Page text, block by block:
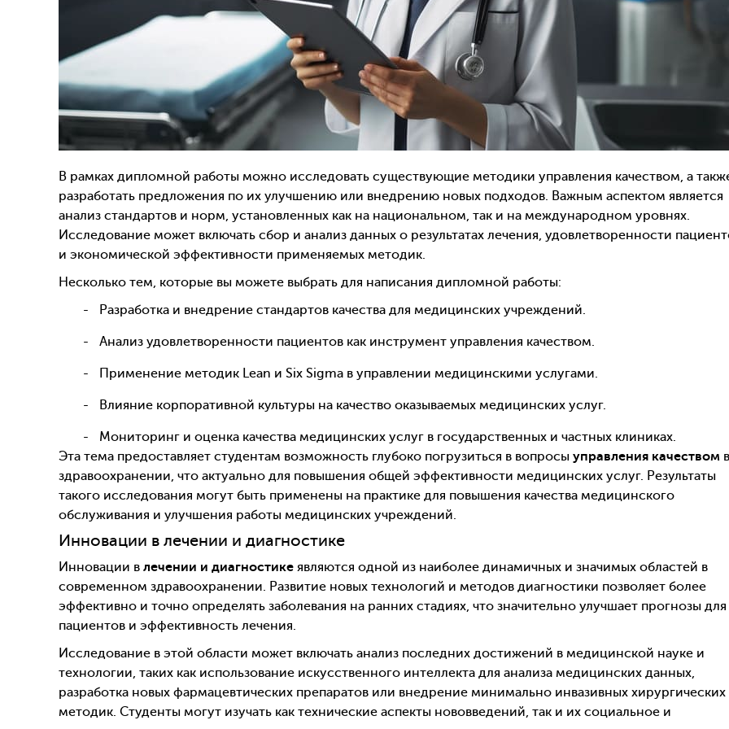
В рамках дипломной работы можно исследовать существующие методики управления качеством, а
разработать предложения по их улучшению или внедрению новых подходов. Важным аспектом является
анализ стандартов и норм, установленных как на национальном, так и на международном уровнях.
Исследование может включать сбор и анализ данных о результатах лечения, удовлетворенности
и экономической эффективности применяемых методик.
Несколько тем, которые вы можете выбрать для написания дипломной работы:
Разработка и внедрение стандартов качества для медицинских учреждений.
Анализ удовлетворенности пациентов как инструмент управления качеством.
Применение методик Lean и Six Sigma в управлении медицинскими услугами.
Влияние корпоративной культуры на качество оказываемых медицинских услуг.
Мониторинг и оценка качества медицинских услуг в государственных и частных клиниках.
Эта тема предоставляет студентам возможность глубоко погрузиться в вопросы управления качеством в
здравоохранении, что актуально для повышения общей эффективности медицинских услуг. Результаты
такого исследования могут быть применены на практике для повышения качества медицинского
обслуживания и улучшения работы медицинских учреждений.
Инновации в лечении и диагностике
Инновации в лечении и диагностике являются одной из наиболее динамичных и значимых областей в
современном здравоохранении. Развитие новых технологий и методов диагностики позволяет более
эффективно и точно определять заболевания на ранних стадиях, что значительно улучшает прогнозы для
пациентов и эффективность лечения.
Исследование в этой области может включать анализ последних достижений в медицинской науке и
технологии, таких как использование искусственного интеллекта для анализа медицинских данных,
разработка новых фармацевтических препаратов или внедрение минимально инвазивных хирургических
методик. Студенты могут изучать как технические аспекты нововведений, так и их социальное и